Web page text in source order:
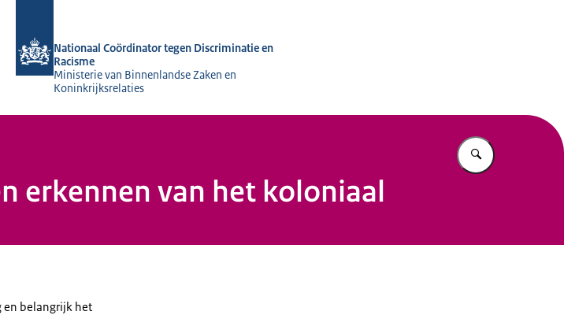
Nationaal Coördinator tegen Discriminatie en
Racisme
Ministerie van Binnenlandse Zaken en
Koninkrijksrelaties
Vul in wat u
erkennen van het koloniaal
en belangrijk het